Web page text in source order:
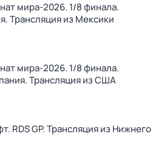
мира-2026. 1/8 финала.
Трансляция из Мексики
мира-2026. 1/8 финала.
Трансляция из США
RDS GP. Трансляция из Нижнего